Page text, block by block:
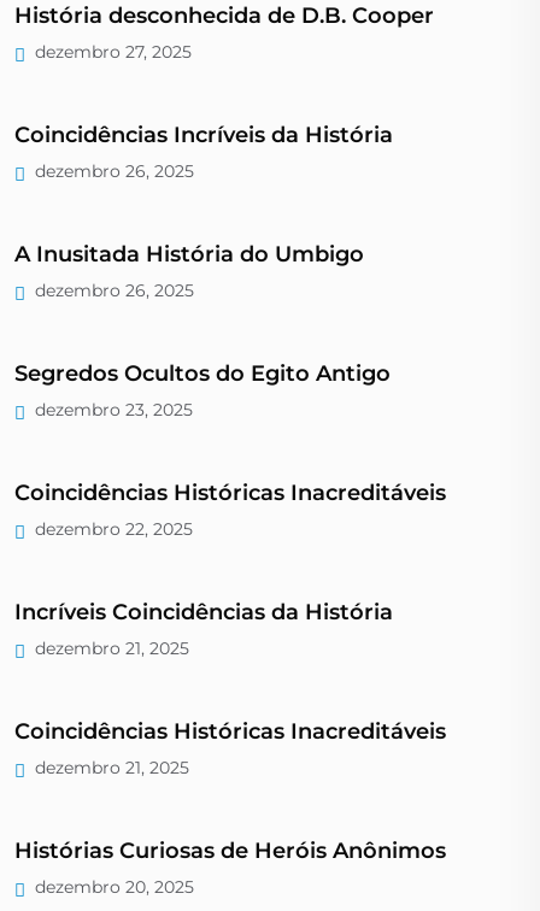
História desconhecida de D.B. Cooper
dezembro 27, 2025
Coincidências Incríveis da História
dezembro 26, 2025
A Inusitada História do Umbigo
dezembro 26, 2025
Segredos Ocultos do Egito Antigo
dezembro 23, 2025
Coincidências Históricas Inacreditáveis
dezembro 22, 2025
Incríveis Coincidências da História
dezembro 21, 2025
Coincidências Históricas Inacreditáveis
dezembro 21, 2025
Histórias Curiosas de Heróis Anônimos
dezembro 20, 2025